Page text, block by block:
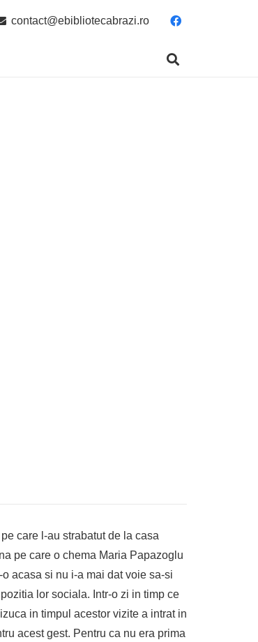
contact@ebibliotecabrazi.ro
care l-au strabatut de la casa
pe care o chema Maria Papazoglu
acasa si nu i-a mai dat voie sa-si
lor sociala. Intr-o zi in timp ce
in timpul acestor vizite a intrat in
acest gest. Pentru ca nu era prima